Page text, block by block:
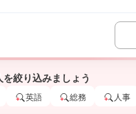
絞り込みましょう
英語 総務 人事